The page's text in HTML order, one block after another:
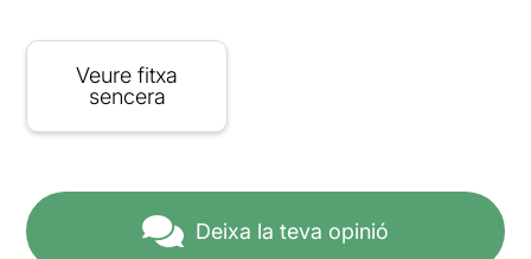
Veure fitxa
sencera
Deixa la teva opinió